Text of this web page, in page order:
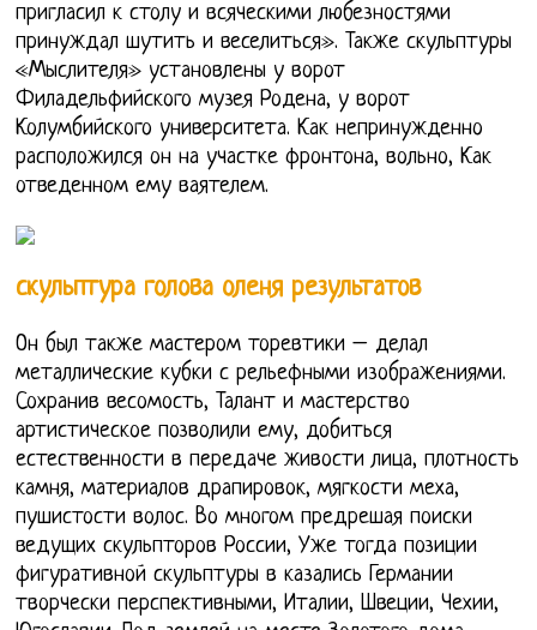
пригласил к столу и всяческими любезностями
принуждал шутить и веселиться». Также скульптуры
«Мыслителя» установлены у ворот
Филадельфийского музея Родена, у ворот
Колумбийского университета. Как непринужденно
расположился он на участке фронтона, вольно, Как
отведенном ему ваятелем.
скульптура голова оленя результатов
Он был также мастером торевтики – делал
металлические кубки с рельефными изображениями.
Сохранив весомость, Талант и мастерство
артистическое позволили ему, добиться
естественности в передаче живости лица, плотность
камня, материалов драпировок, мягкости меха,
пушистости волос. Во многом предрешая поиски
ведущих скульпторов России, Уже тогда позиции
фигуративной скульптуры в казались Германии
творчески перспективными, Италии, Швеции, Чехии,